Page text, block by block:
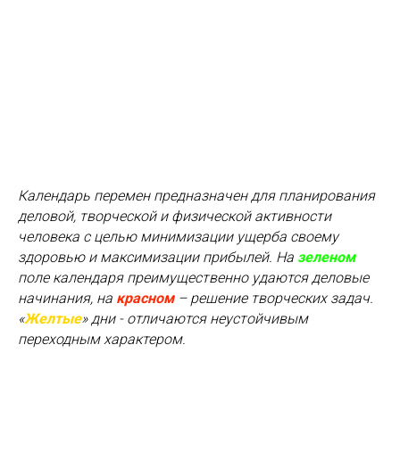
Календарь перемен предназначен для планирования
деловой, творческой и физической активности
человека с целью минимизации ущерба своему
здоровью и максимизации прибылей. На зеленом
поле календаря преимущественно удаются деловые
начинания, на красном– решение творческих задач.
«Желтые» дни - отличаются неустойчивым
переходным характером.